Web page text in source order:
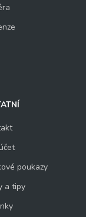
poukazy
a tipy